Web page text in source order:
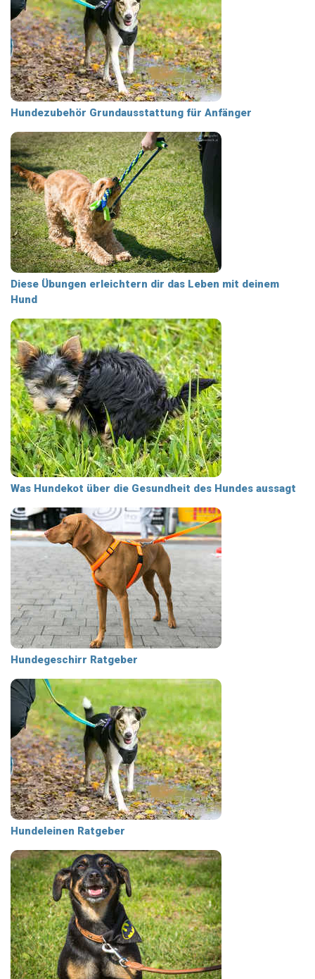
Hundezubehör Grundausstattung für Anfänger
Diese Übungen erleichtern dir das Leben mit deinem
Hund
Was Hundekot über die Gesundheit des Hundes aussagt
Hundegeschirr Ratgeber
Hundeleinen Ratgeber